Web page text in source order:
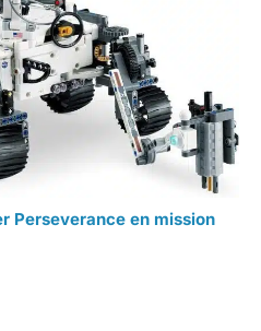
Perseverance en mission